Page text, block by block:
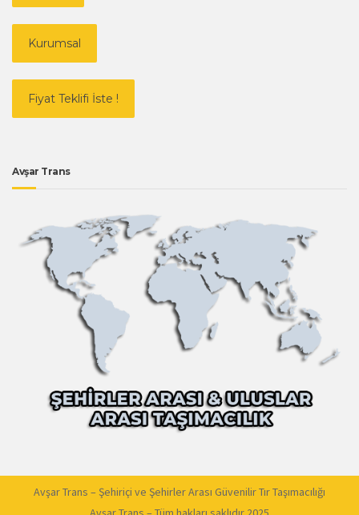
Kurumsal
Fiyat Teklifi İste !
Avşar Trans
Avşar Trans – Şehiriçi ve Şehirler Arası Güvenilir Tır Taşımacılığı